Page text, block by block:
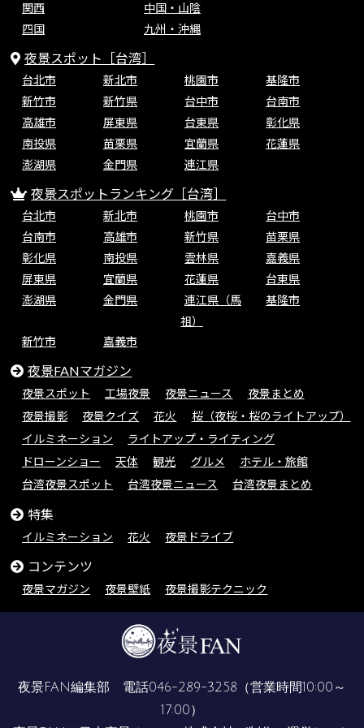
関西
中国・山陰
四国
九州・沖縄
夜景スポット［台湾］
台北市 新北市 桃園市
基隆市
新竹市
新竹県 台中市
台南市
高雄市
屏東県 台東県
彰化県
南投県
苗栗県 宜蘭県
花蓮県
澎湖県
金門県 連江県
夜景スポットランキング［台湾］
台北市 新北市 桃園市
台中市
台南市
高雄市 新竹県
苗栗県
彰化県
南投県 雲林県
嘉義県
屏東県
宜蘭県 花蓮県
台東県
澎湖県
金門県
連江県（馬
祖）
基隆市
新竹市 嘉義市
夜景FANマガジン
夜景スポット 工場夜景 夜景ニュース
夜景まとめ
夜景撮影
夜景クイズ 花火
桜（夜桜・桜のライトアップ）
イルミネーション
ライトアップ・ライティング
ドローンショー
天体 観光 グルメ
ホテル・旅館
台湾夜景スポット
台湾夜景ニュース 台湾夜景まとめ
特集
イルミネーション 花火 夜景ドライブ
コンテンツ
夜景マガジン 夜景壁紙 夜景撮影テクニック
夜景FAN編集部 電話046-289-3258 （営業時間10:00～
17:00）